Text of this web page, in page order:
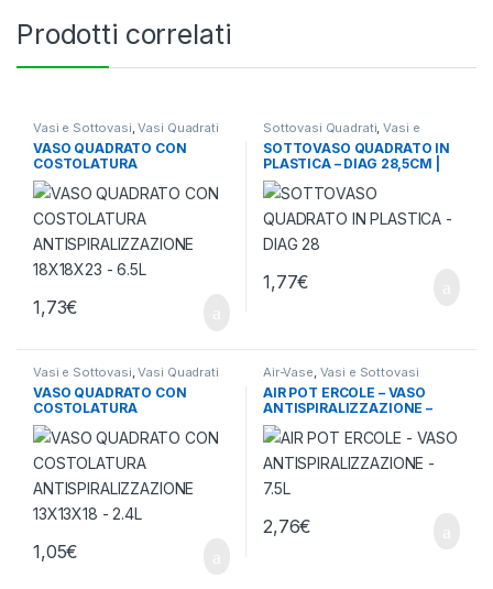
Prodotti correlati
Vasi e Sottovasi,Vasi Quadrati
VASO QUADRATO CON
COSTOLATURA
ANTISPIRALIZZAZIONE
18X18X23 – 6.5L
1,73€
Sottovasi Quadrati,Vasi e
Sottovasi
SOTTOVASO QUADRATO IN
PLASTICA – DIAG 28,5CM |
BASE 19,5X19,5 CM (X VASO
14L)
1,77€
Vasi e Sottovasi ,Vasi Quadrati
VASO QUADRATO CON
COSTOLATURA
ANTISPIRALIZZAZIONE
13X13X18 – 2.4L
1,05€
Air-Vase Vasi e Sottovasi
AIR POT ERCOLE – VASO
ANTISPIRALIZZAZIONE –
7.5L
2,76€